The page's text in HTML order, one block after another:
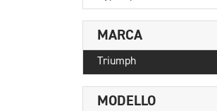
MARCA
Triumph
MODELLO